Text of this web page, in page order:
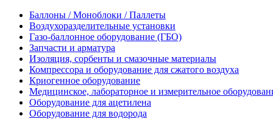
Баллоны / Моноблоки / Паллеты
Воздухоразделительные установки
Газо-баллонное оборудование (ГБО)
Запчасти и арматура
Изоляция, сорбенты и смазочные материалы
Компрессора и оборудование для сжатого воздуха
Криогенное оборудование
Медицинское, лабораторное и измерительное
Оборудование для ацетилена
Оборудование для водорода